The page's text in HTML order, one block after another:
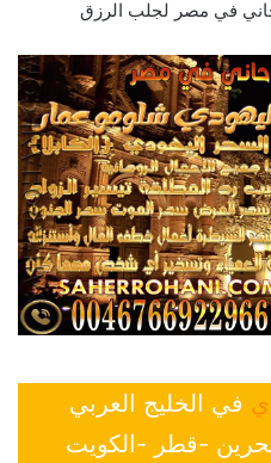
في مصر لجلب الرزق
في الخليج العربي
-قطر -الكويت